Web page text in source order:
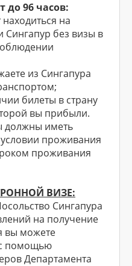
до 96 часов:
на
Сингапур без визы в
из Сингапура
билеты в страну
вы прибыли.
должны иметь
проживания
проживания
ВИЗЕ:
Сингапура
на получение
вы можете
помощью
Департамента